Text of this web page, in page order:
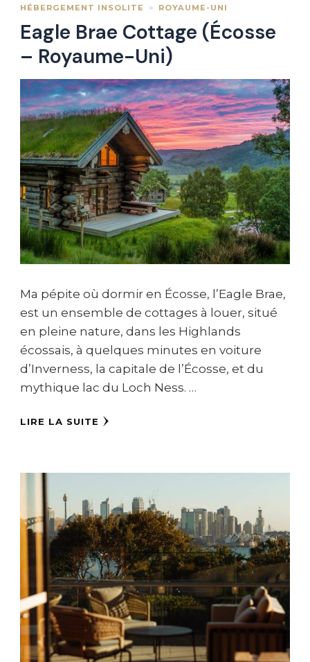
HÉBERGEMENT INSOLITE
ROYAUME-UNI
Eagle Brae Cottage (Écosse
– Royaume-Uni)
Ma pépite où dormir en Écosse, l’Eagle Brae,
est un ensemble de cottages à louer, situé
en pleine nature, dans les Highlands
écossais, à quelques minutes en voiture
d’Inverness, la capitale de l’Écosse, et du
mythique lac du Loch Ness. …
LIRE LA SUITE